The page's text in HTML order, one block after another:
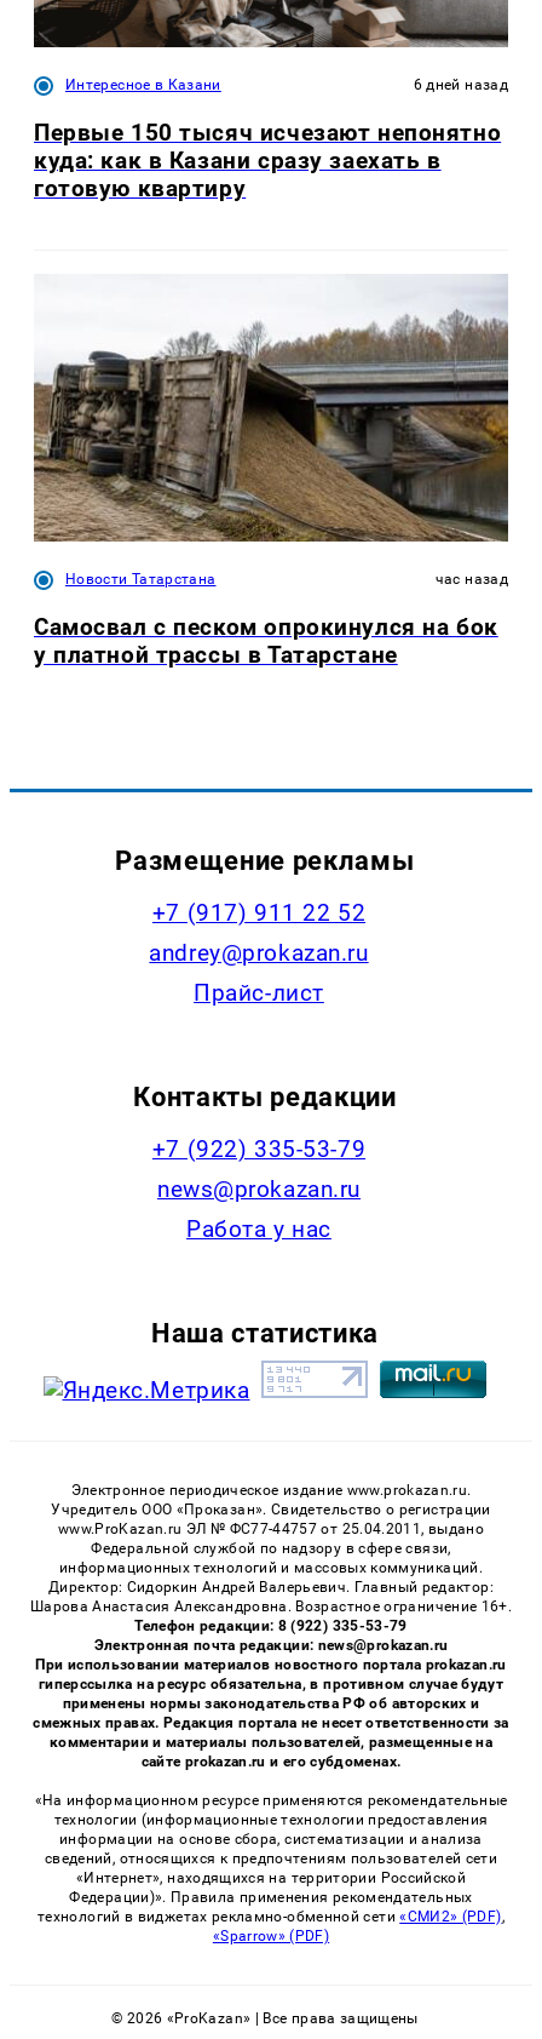
Интересное в Казани 6 дней назад
Первые 150 тысяч исчезают непонятно
куда: как в Казани сразу заехать в
готовую квартиру
Новости Татарстана час назад
Самосвал с песком опрокинулся на бок
у платной трассы в Татарстане
Размещение рекламы
+7 (917) 911 22 52
andrey@prokazan.ru
Прайс-лист
Контакты редакции
+7 (922) 335-53-79
news@prokazan.ru
Работа у нас
Наша статистика
Электронное периодическое издание www.prokazan.ru.
Учредитель ООО «Проказан». Cвидетельство о регистрации
www.ProKazan.ru ЭЛ № ФС77-44757 от 25.04.2011, выдано
Федеральной службой по надзору в сфере связи,
информационных технологий и массовых коммуникаций.
Директор: Сидоркин Андрей Валерьевич. Главный редактор:
Шарова Анастасия Александровна. Возрастное ограничение 16+.
Телефон редакции: 8 (922) 335-53-79
Электронная почта редакции: news@prokazan.ru
При использовании материалов новостного портала prokazan.ru
гиперссылка на ресурс обязательна, в противном случае будут
применены нормы законодательства РФ об авторских и
смежных правах. Редакция портала не несет ответственности за
комментарии и материалы пользователей, размещенные на
сайте prokazan.ru и его субдоменах.
«На информационном ресурсе применяются рекомендательные
технологии (информационные технологии предоставления
информации на основе сбора, систематизации и анализа
сведений, относящихся к предпочтениям пользователей сети
«Интернет», находящихся на территории Российской
Федерации)». Правила применения рекомендательных
технологий в виджетах рекламно-обменной сети«СМИ2» (PDF),
«Sparrow» (PDF)
© 2026 «ProKazan» | Все права защищены